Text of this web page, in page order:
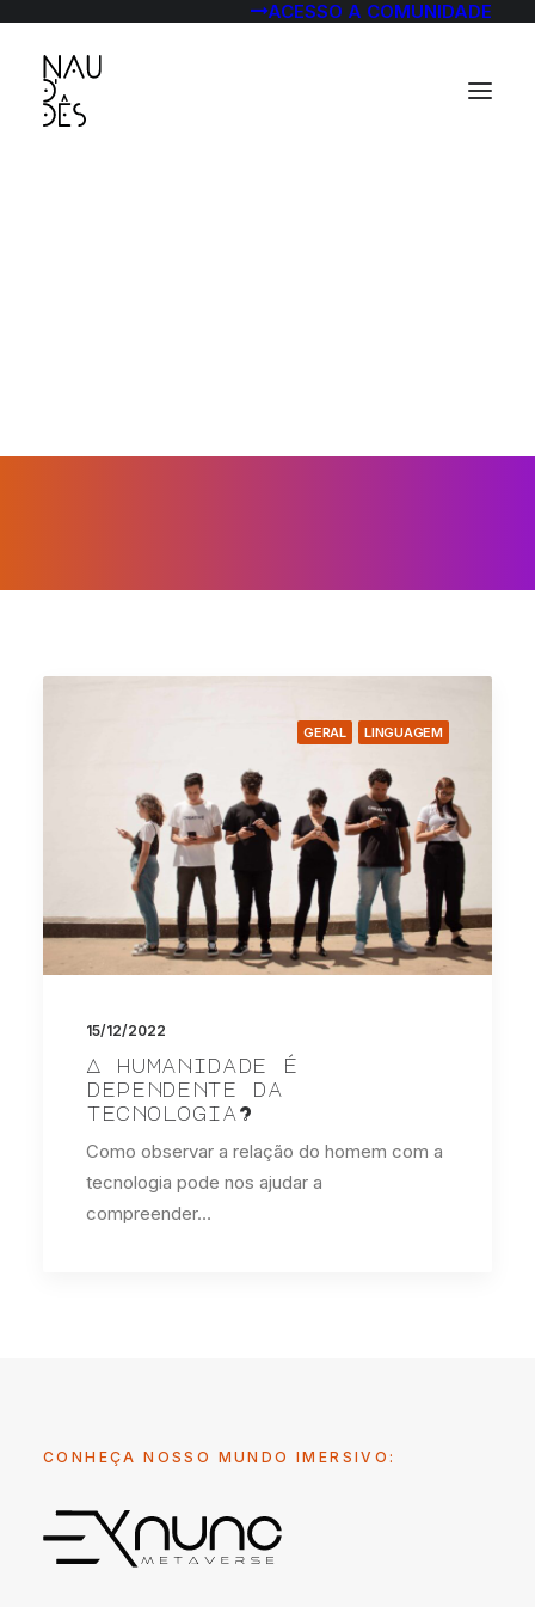
ACESSO A COMUNIDADE
GERAL LINGUAGEM
15/12/2022
A humanidade é
dependente da
tecnologia?
Como observar a relação do homem com a
tecnologia pode nos ajudar a
compreender…
CONHEÇA NOSSO MUNDO IMERSIVO: